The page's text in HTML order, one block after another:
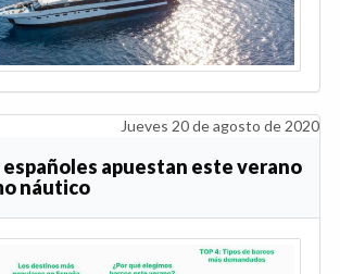
Jueves 20 de agosto de 2020
apuestan este verano
náutico